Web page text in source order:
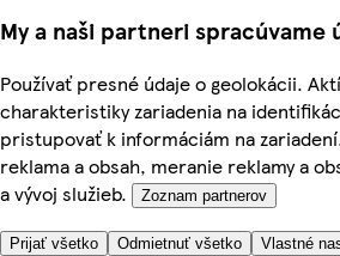
My a naši partneri spracúvame
Používať presné údaje o geolokácii.
charakteristiky zariadenia na
pristupovať k informáciám na
reklama a obsah, meranie reklamy a
a vývoj služieb.
Zoznam partnerov
Prijať všetko Odmietnuť všetko Vlastné